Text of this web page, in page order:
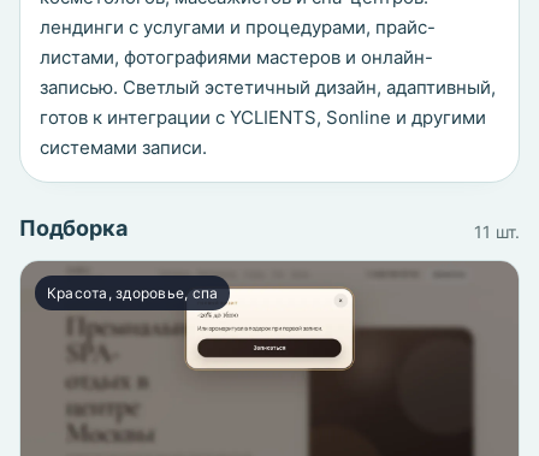
лендинги с услугами и процедурами, прайс-
листами, фотографиями мастеров и онлайн-
записью. Светлый эстетичный дизайн, адаптивный,
готов к интеграции с YCLIENTS, Sonline и другими
системами записи.
Подборка 11 шт.
Красота, здоровье, спа